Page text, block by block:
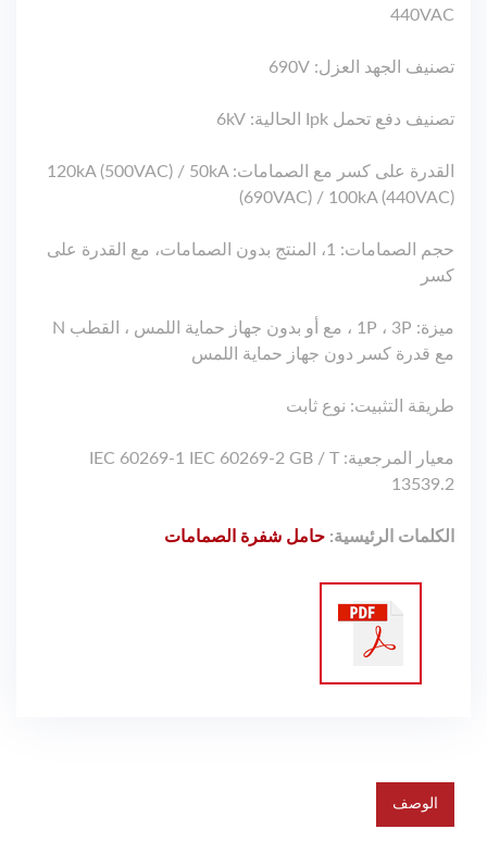
440VAC
تصنيف الجهد العزل: 690V
تصنيف دفع تحمل Ipk الحالية: 6kV
القدرة على كسر مع الصمامات: 120kA (500VAC) / 50kA
(690VAC) / 100kA (440VAC)
حجم الصمامات: 1، المنتج بدون الصمامات، مع القدرة على
كسر
ميزة: 1P ، 3P ، مع أو بدون جهاز حماية اللمس ، القطب N
مع قدرة كسر دون جهاز حماية اللمس
طريقة التثبيت: نوع ثابت
معيار المرجعية: IEC 60269-1 IEC 60269-2 GB / T
13539.2
الكلمات الرئيسية: حامل شفرة الصمامات
الوصف